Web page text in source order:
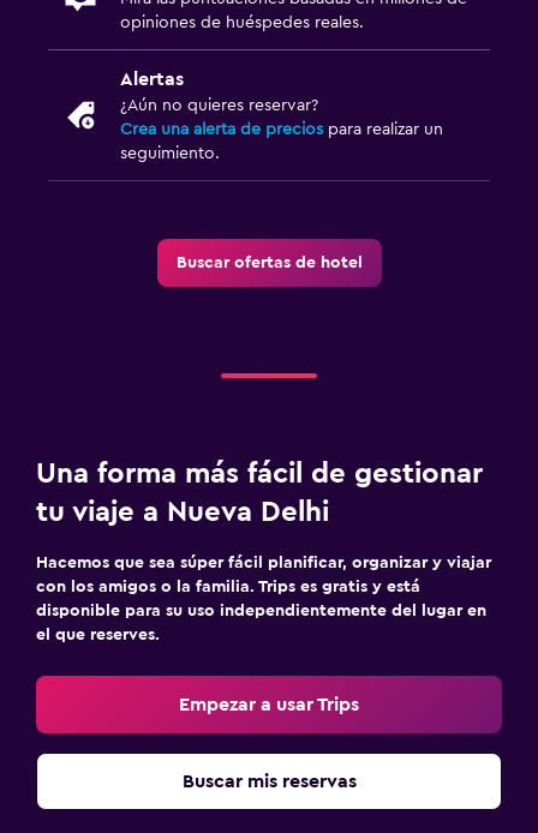
opiniones de huéspedes reales.
Alertas
¿Aún no quieres reservar?
Crea una alerta de precios para realizar un
seguimiento.
Buscar ofertas de hotel
Una forma más fácil de gestionar
tu viaje a Nueva Delhi
Hacemos que sea súper fácil planificar, organizar y viajar
con los amigos o la familia. Trips es gratis y está
disponible para su uso independientemente del lugar en
el que reserves.
Empezar a usar Trips
Buscar mis reservas